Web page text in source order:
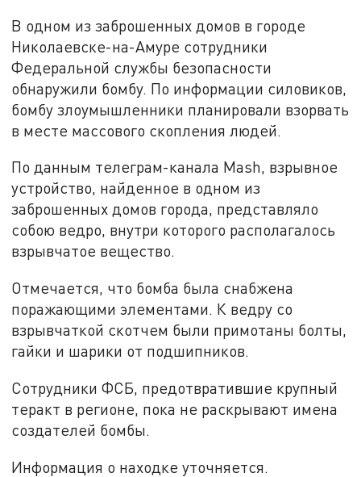
В одном из заброшенных домов в городе
Николаевске-на-Амуре сотрудники
Федеральной службы безопасности
обнаружили бомбу. По информации силовиков,
бомбу злоумышленники планировали взорвать
в месте массового скопления людей.
По данным телеграм-канала Mash, взрывное
устройство, найденное в одном из
заброшенных домов города, представляло
собою ведро, внутри которого располагалось
взрывчатое вещество.
Отмечается, что бомба была снабжена
поражающими элементами. К ведру со
взрывчаткой скотчем были примотаны болты,
гайки и шарики от подшипников.
Сотрудники ФСБ, предотвратившие крупный
теракт в регионе, пока не раскрывают имена
создателей бомбы.
Информация о находке уточняется.